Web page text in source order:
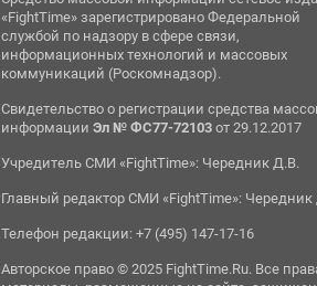
«FightTime» зарегистрировано Федеральной
службой по надзору в сфере связи,
информационных технологий и массовых
коммуникаций (Роскомнадзор).
Свидетельство о регистрации средства
информацииЭл № ФС77-72103 от 29.12.2017
Учредитель СМИ «FightTime»: Чередник Д.В.
Главный редактор СМИ «FightTime»: Чередник
Телефон редакции: +7 (495) 147-17-16
Авторское право © 2025 FightTime.Ru. Все